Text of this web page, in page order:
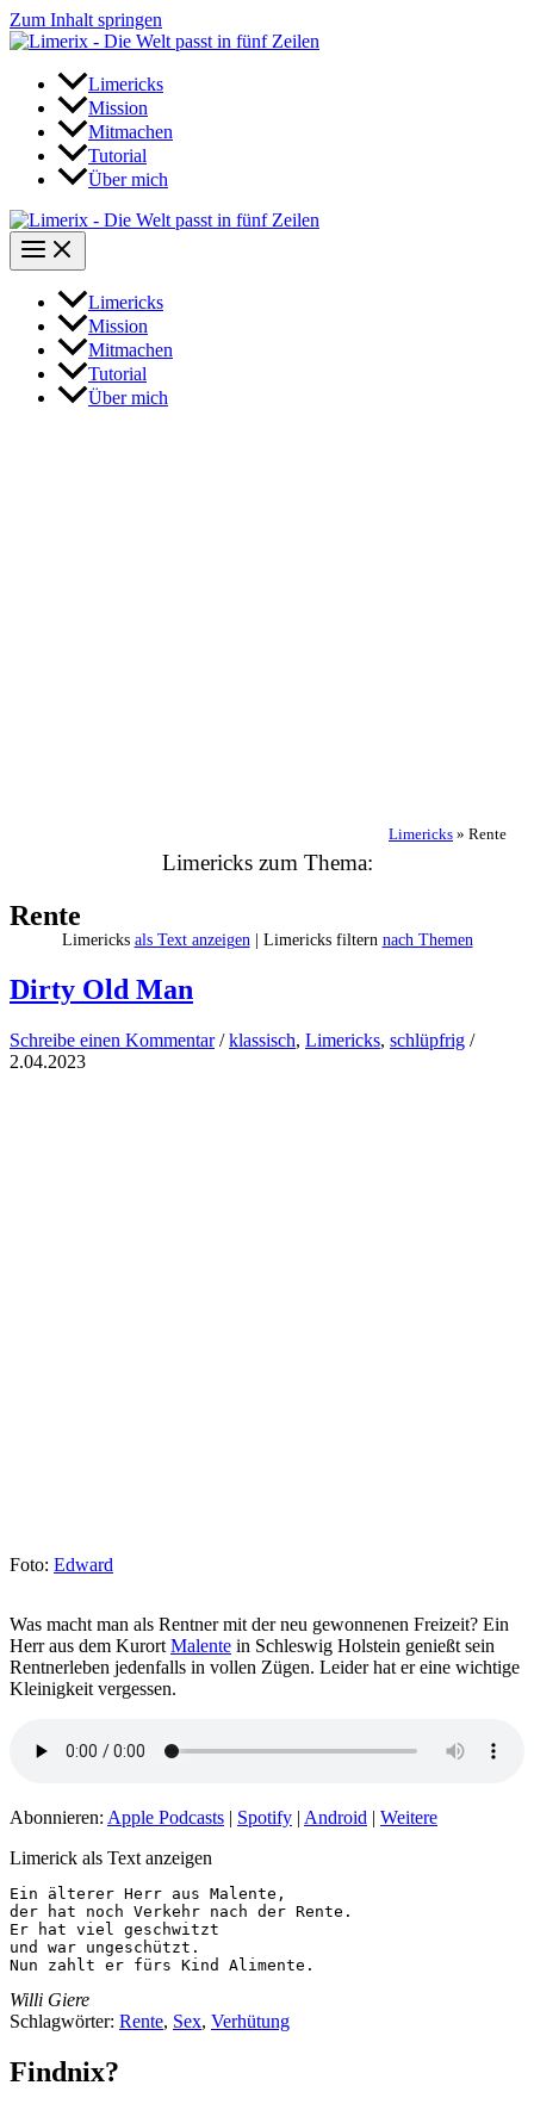
Zum Inhalt springen
Limericks
Mission
Mitmachen
Tutorial
Über mich
Limericks
Mission
Mitmachen
Tutorial
Über mich
Limericks » Rente
Limericks zum Thema:
Rente
Limericks als Text anzeigen| Limericks filtern nach Themen
Dirty Old Man
Schreibe einen Kommentar /klassisch, Limericks, schlüpfrig /
2.04.2023
Foto: Edward
Was macht man als Rentner mit der neu gewonnenen Freizeit? Ein
Herr aus dem Kurort Malente in Schleswig Holstein genießt sein
Rentnerleben jedenfalls in vollen Zügen. Leider hat er eine wichtige
Kleinigkeit vergessen.
Abonnieren: Apple Podcasts | Spotify | Android | Weitere
Limerick als Text anzeigen
Ein älterer Herr aus Malente,
der hat noch Verkehr nach der Rente.
Er hat viel geschwitzt
und war ungeschützt.
Nun zahlt er fürs Kind Alimente.
Willi Giere
Schlagwörter: Rente, Sex, Verhütung
Findnix?